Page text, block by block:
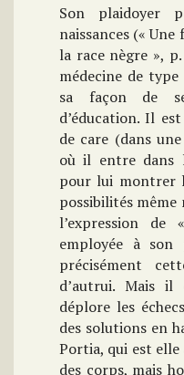
Son plaidoyer
naissances («
la race nègre »,
médecine de
sa façon de
d’éducation. Il
de care (dans
où il entre dans
pour lui montrer
possibilités même
l’expression de
employée à son
précisément
d’autrui. Mais
déplore les
des solutions en
Portia, qui est elle
des corps, mais